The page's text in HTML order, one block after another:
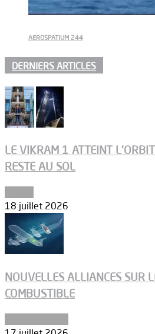
AEROSPATIUM 244
DERNIERS ARTICLES
LE VIKRAM 1 ATTEINT
RESTE AU SOL
18 juillet 2026
NOUVELLES ALLIANCES SUR
COMBUSTIBLE